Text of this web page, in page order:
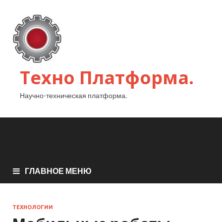
Техно Платформа.
Научно-техническая платформа.
ГЛАВНОЕ МЕНЮ
ТЕХНОЛОГИИ